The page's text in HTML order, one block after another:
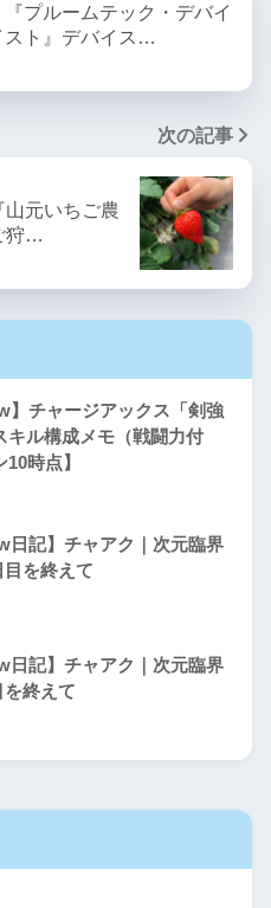
『プルームテック・デバイ
スト』デバイス…
次の記事
山元いちご農
狩…
】チャージアックス「剣強
キル構成メモ（戦闘力付
時点】
日記】チャアク｜次元臨界
を終えて
日記】チャアク｜次元臨界
終えて